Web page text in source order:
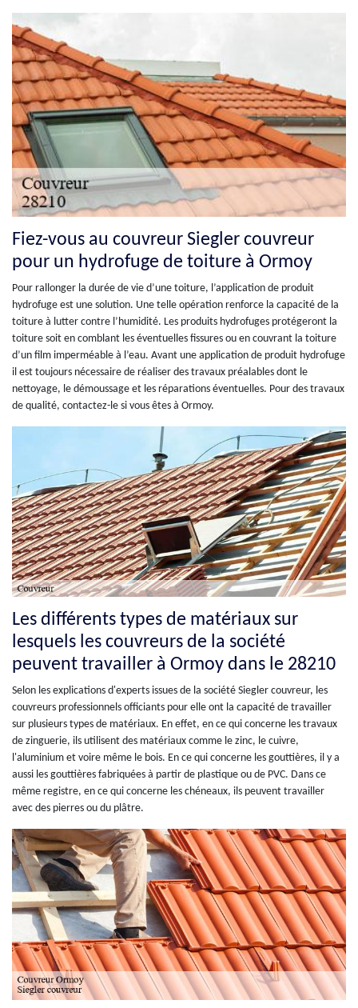
Fiez-vous au couvreur Siegler couvreur
pour un hydrofuge de toiture à Ormoy
Pour rallonger la durée de vie d’une toiture, l’application de produit
hydrofuge est une solution. Une telle opération renforce la capacité de la
toiture à lutter contre l’humidité. Les produits hydrofuges protégeront la
toiture soit en comblant les éventuelles fissures ou en couvrant la toiture
d’un film imperméable à l’eau. Avant une application de produit hydrofuge
il est toujours nécessaire de réaliser des travaux préalables dont le
nettoyage, le démoussage et les réparations éventuelles. Pour des travaux
de qualité, contactez-le si vous êtes à Ormoy.
Les différents types de matériaux sur
lesquels les couvreurs de la société
peuvent travailler à Ormoy dans le 28210
Selon les explications d'experts issues de la société Siegler couvreur, les
couvreurs professionnels officiants pour elle ont la capacité de travailler
sur plusieurs types de matériaux. En effet, en ce qui concerne les travaux
de zinguerie, ils utilisent des matériaux comme le zinc, le cuivre,
l'aluminium et voire même le bois. En ce qui concerne les gouttières, il y a
aussi les gouttières fabriquées à partir de plastique ou de PVC. Dans ce
même registre, en ce qui concerne les chéneaux, ils peuvent travailler
avec des pierres ou du plâtre.